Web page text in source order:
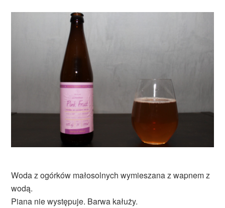
Woda z ogórków małosolnych wymieszana z wapnem z
wodą.
Piana nie występuje. Barwa kałuży.